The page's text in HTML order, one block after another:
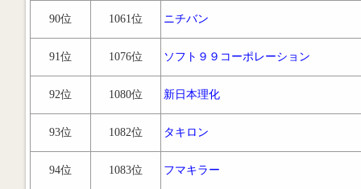
90位 1061位 ニチバン
91位 1076位 ソフト９９コーポレーション
92位 1080位 新日本理化
93位 1082位 タキロン
94位 1083位 フマキラー